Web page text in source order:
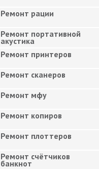
Ремонт рации
Ремонт портативной
акустика
Ремонт принтеров
Ремонт сканеров
Ремонт мфу
Ремонт копиров
Ремонт плоттеров
Ремонт счётчиков
банкнот